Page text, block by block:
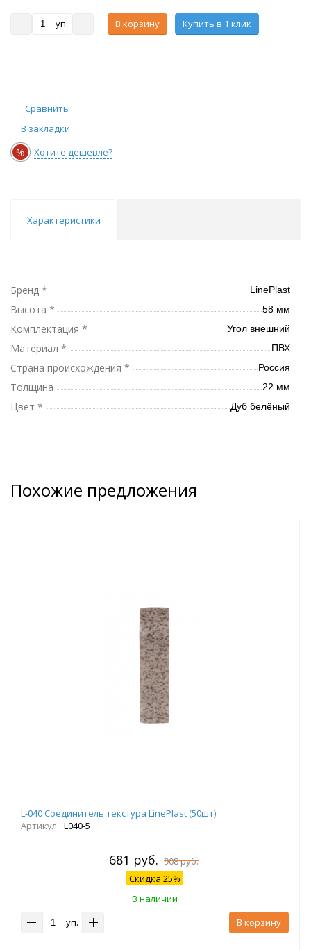
уп. В корзину Купить в 1 клик
Сравнить
В закладки
% Хотите дешевле?
Характеристики
Бренд * LinePlast
Высота * 58 мм
Комплектация * Угол внешний
Материал * ПВХ
Страна происхождения * Россия
Толщина 22 мм
Цвет * Дуб белёный
Похожие предложения
L-040 Соединитель текстура LinePlast (50шт)
Артикул: L040-5
681 руб. 908 руб.
Скидка 25%
В наличии
уп.
В корзину